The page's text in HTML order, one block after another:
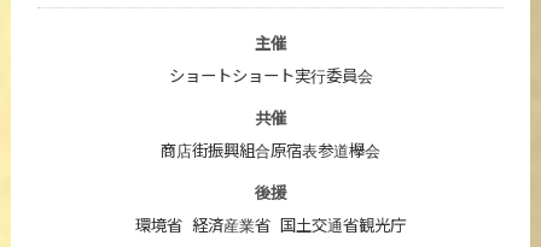
主催
ショートショート実行委員会
共催
商店街振興組合原宿表参道欅会
後援
環境省 経済産業省 国土交通省観光庁